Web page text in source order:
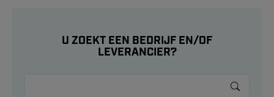
U ZOEKT EEN BEDRIJF EN/OF
LEVERANCIER?